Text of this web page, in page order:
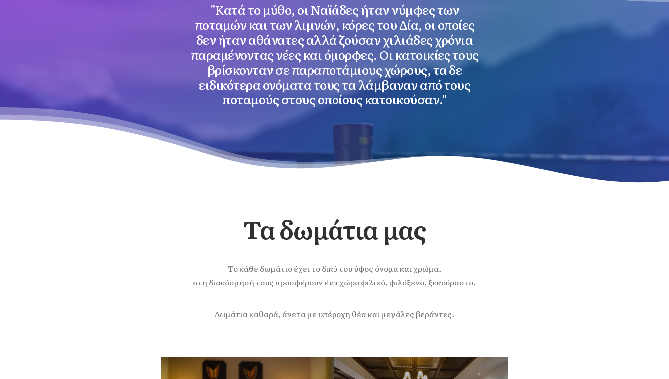
"Κατά το μύθο, οι Ναϊάδες ήταν νύμφες των
ποταμών και των λιμνών, κόρες του Δία, οι οποίες
δεν ήταν αθάνατες αλλά ζούσαν χιλιάδες χρόνια
παραμένοντας νέες και όμορφες. Οι κατοικίες τους
βρίσκονταν σε παραποτάμιους χώρους, τα δε
ειδικότερα ονόματα τους τα λάμβαναν από τους
ποταμούς στους οποίους κατοικούσαν."
Τα δωμάτια μας
Το κάθε δωμάτιο έχει το δικό του ύφος όνομα και χρώμα,
στη διακόσμησή τους προσφέρουν ένα χώρο φιλικό, φιλόξενο, ξεκούραστο.
Δωμάτια καθαρά, άνετα με υπέροχη θέα και μεγάλες βεράντες.